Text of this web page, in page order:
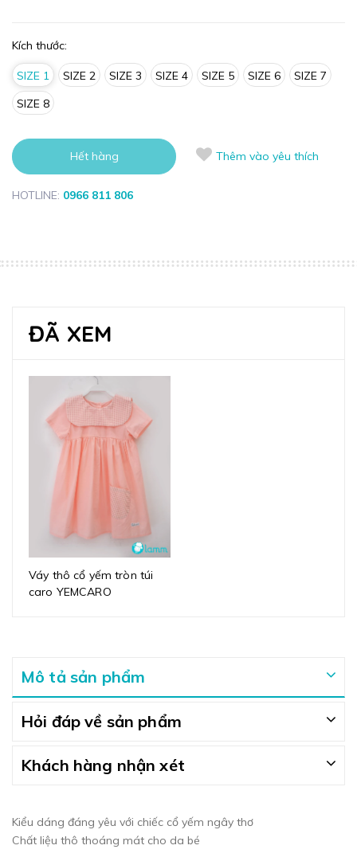
Kích thước:
SIZE 1 SIZE 2 SIZE 3 SIZE 4 SIZE 5 SIZE 6
SIZE 7
SIZE 8
Hết hàng Thêm vào yêu thích
HOTLINE: 0966 811 806
ĐÃ XEM
Váy thô cổ yếm tròn túi
caro YEMCARO
Mô tả sản phẩm
Hỏi đáp về sản phẩm
Khách hàng nhận xét
Kiểu dáng đáng yêu với chiếc cổ yếm ngây thơ
Chất liệu thô thoáng mát cho da bé